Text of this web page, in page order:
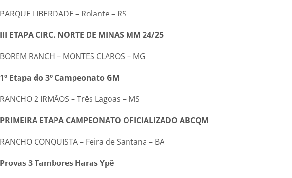
PARQUE LIBERDADE – Rolante – RS
III ETAPA CIRC. NORTE DE MINAS MM 24/25
BOREM RANCH – MONTES CLAROS – MG
1º Etapa do 3º Campeonato GM
RANCHO 2 IRMÃOS – Três Lagoas – MS
PRIMEIRA ETAPA CAMPEONATO OFICIALIZADO ABCQM
RANCHO CONQUISTA – Feira de Santana – BA
Provas 3 Tambores Haras Ypê